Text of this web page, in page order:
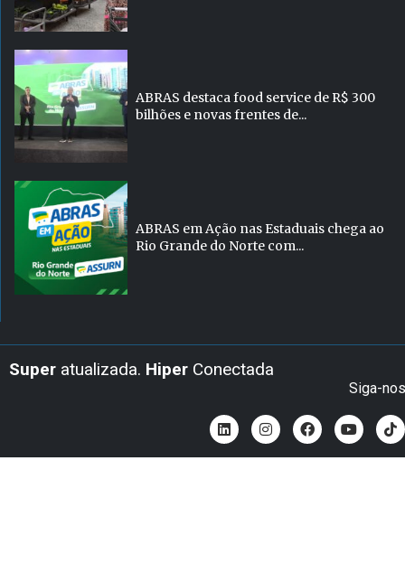
ABRAS destaca food service de R$ 300
bilhões e novas frentes de...
ABRAS em Ação nas Estaduais chega ao
Rio Grande do Norte com...
Super atualizada. Hiper Conectada
Siga-nos